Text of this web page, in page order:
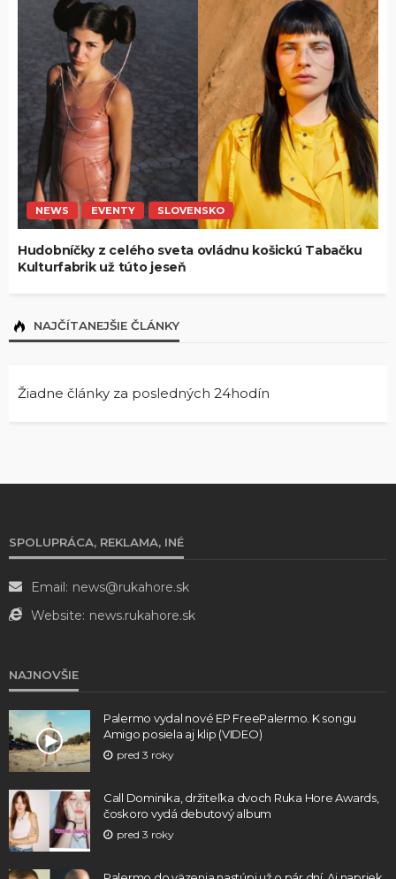
NEWS EVENTY SLOVENSKO
Hudobníčky z celého sveta ovládnu košickú Tabačku
Kulturfabrik už túto jeseň
NAJČÍTANEJŠIE ČLÁNKY
Žiadne články za posledných 24hodín
SPOLUPRÁCA, REKLAMA, INÉ
Email: news@rukahore.sk
Website: news.rukahore.sk
NAJNOVŠIE
Palermo vydal nové EP FreePalermo. K songu
Amigo posiela aj klip (VIDEO)
pred 3 roky
Call Dominika, držiteľka dvoch Ruka Hore Awards,
čoskoro vydá debutový album
pred 3 roky